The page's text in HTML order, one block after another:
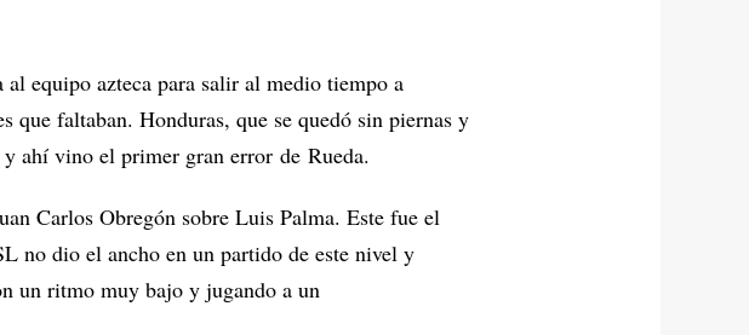
equipo azteca para salir al medio tiempo a
que faltaban. Honduras, que se quedó sin piernas y
ahí vino el primer gran error de Rueda.
Carlos Obregón sobre Luis Palma. Este fue el
no dio el ancho en un partido de este nivel y
un ritmo muy bajo y jugando a un